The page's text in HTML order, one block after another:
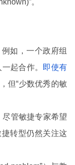
如，一个政府组
起合作。
即使有
，但“少数优秀的敏
尽管敏捷专家希望
转型仍然关注这